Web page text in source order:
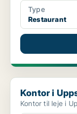
Type
Restaurant
Kontor i Uppsala,